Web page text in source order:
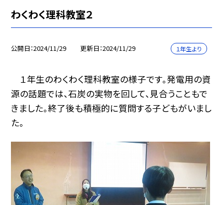
わくわく理科教室２
公開日 2024/11/29 更新日 2024/11/29 １年生より
１年生のわくわく理科教室の様子です。発電用の資
源の話題では、石炭の実物を回して、見合うこともで
きました。終了後も積極的に質問する子どもがいまし
た。